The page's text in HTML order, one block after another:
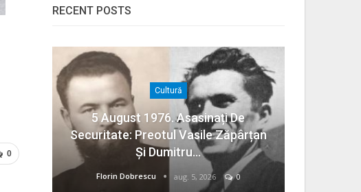
0
RECENT POSTS
Cultură
5 August 1976. Asasinați De
Securitate: Preotul Vasile Zăpârțan
Și Dumitru…
Florin Dobrescu aug. 5, 2026 0